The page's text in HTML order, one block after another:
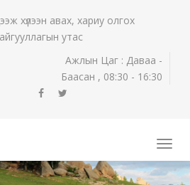
хүлээн авах, хариу олгох
утас
Ажлын Цаг : Даваа -
Баасан , 08:30 - 16:30